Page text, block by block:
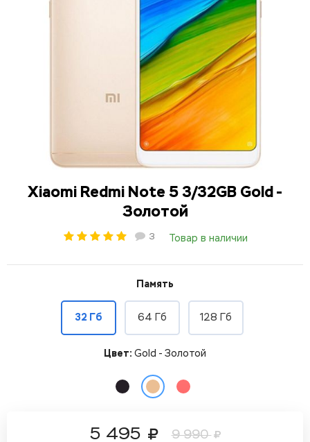
Xiaomi Redmi Note 5 3/32GB Gold -
Золотой
3 Товар в наличии
Память
32 Гб 64 Гб 128 Гб
Цвет: Gold - Золотой
5 495 9 990